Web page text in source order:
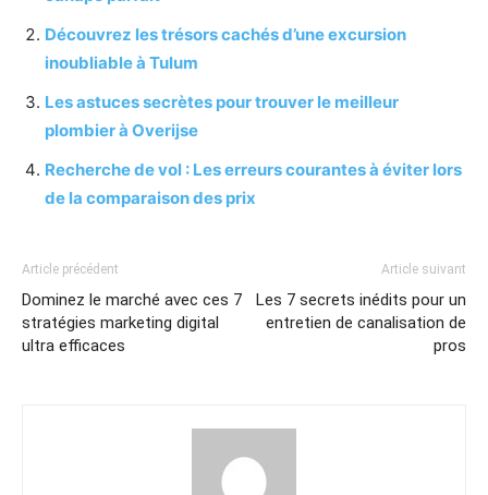
Découvrez les trésors cachés d’une excursion
inoubliable à Tulum
Les astuces secrètes pour trouver le meilleur
plombier à Overijse
Recherche de vol : Les erreurs courantes à éviter lors
de la comparaison des prix
Article précédent
Dominez le marché avec ces 7
stratégies marketing digital
ultra efficaces
Article suivant
Les 7 secrets inédits pour un
entretien de canalisation de
pros